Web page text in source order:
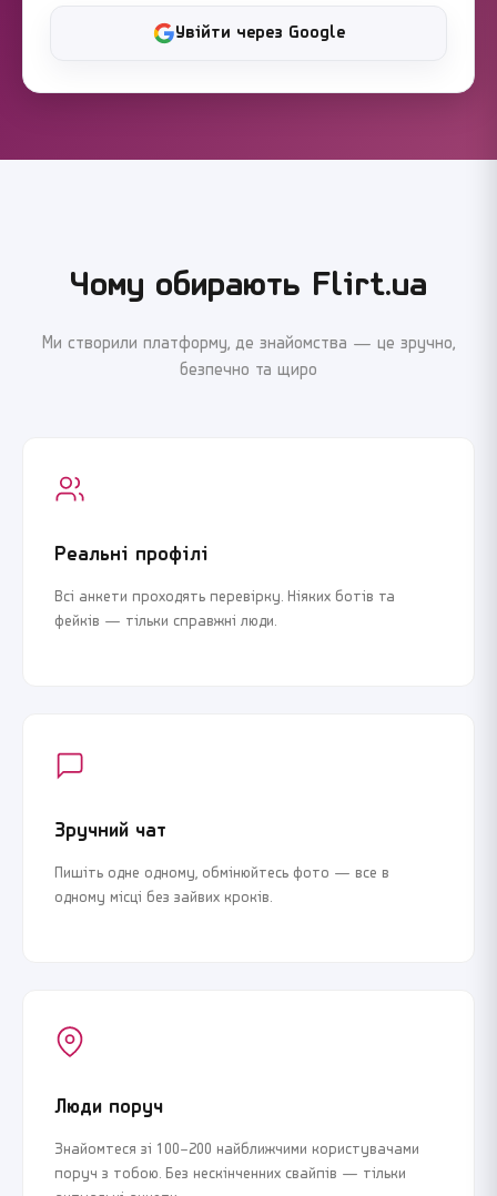
Увійти через Google
Чому обирають Flirt.ua
Ми створили платформу, де знайомства — це зручно,
безпечно та щиро
Реальні профілі
Всі анкети проходять перевірку. Ніяких ботів та
фейків — тільки справжні люди.
Зручний чат
Пишіть одне одному, обмінюйтесь фото — все в
одному місці без зайвих кроків.
Люди поруч
Знайомтеся зі 100–200 найближчими користувачами
поруч з тобою. Без нескінченних свайпів — тільки